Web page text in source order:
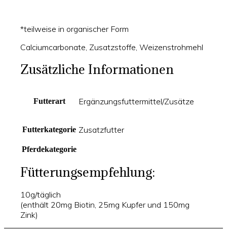
*teilweise in organischer Form
Calciumcarbonate, Zusatzstoffe, Weizenstrohmehl
Zusätzliche Informationen
Futterart Ergänzungsfuttermittel/Zusätze
Futterkategorie Zusatzfutter
Pferdekategorie
Fütterungsempfehlung:
10g/täglich
(enthält 20mg Biotin, 25mg Kupfer und 150mg
Zink)